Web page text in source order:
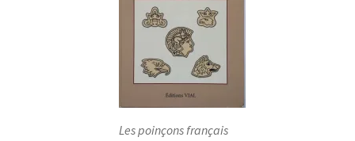
Les poinçons français